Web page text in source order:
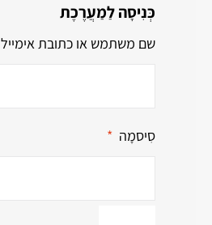
כְּנִיסָה לַמַעֲרֶכֶת
שם משתמש או כתובת אימייל
סִיסמָה *